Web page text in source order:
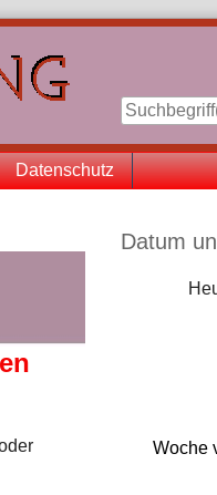
Datenschutz
Datum
Woche